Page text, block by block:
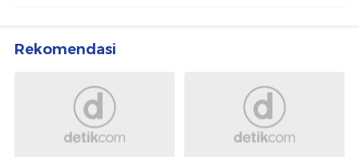
Rekomendasi